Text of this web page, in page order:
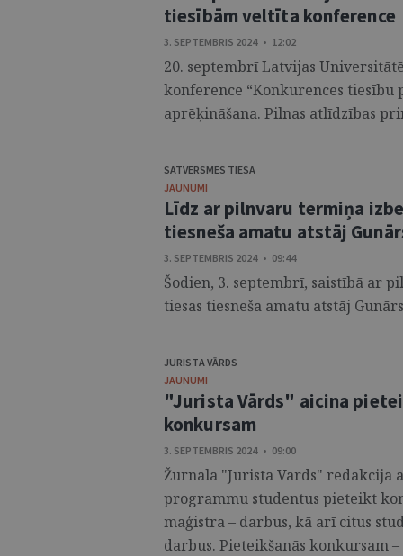
tiesībām veltīta konference
3. SEPTEMBRIS 2024 • 12:02
20. septembrī Latvijas
konference “Konkurences
aprēķināšana. Pilnas atlīdzības
SATVERSMES TIESA
JAUNUMI
Līdz ar pilnvaru termiņa
tiesneša amatu atstāj
3. SEPTEMBRIS 2024 • 09:44
Šodien, 3. septembrī, saistībā ar
tiesas tiesneša amatu atstāj
JURISTA VĀRDS
JAUNUMI
"Jurista Vārds" aicina
konkursam
3. SEPTEMBRIS 2024 • 09:00
Žurnāla "Jurista Vārds" redakcija
programmu studentus pieteikt
maģistra – darbus, kā arī citus
darbus. Pieteikšanās konkursam